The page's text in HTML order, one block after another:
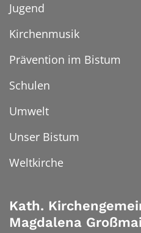
Jugend
Kirchenmusik
Prävention im Bistum
Schulen
Umwelt
Unser Bistum
Weltkirche
Kath.
Magdalena